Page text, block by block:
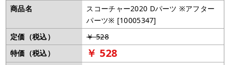
商品名
スコーチャー2020 Dパーツ ※アフター
パーツ※ [10005347]
定価（税込）
￥ 528
特価（税込）
￥ 528